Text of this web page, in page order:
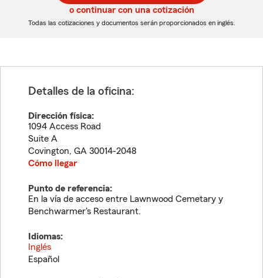
5
dígitos
5
dígitos
o continuar con una cotización
Todas las cotizaciones y documentos serán proporcionados en inglés.
Detalles de la oficina:
Dirección física:
1094 Access Road
Suite A
Covington, GA 30014-2048
Cómo llegar
Punto de referencia:
En la vía de acceso entre Lawnwood Cemetary y
Benchwarmer's Restaurant.
Idiomas:
Inglés
Español